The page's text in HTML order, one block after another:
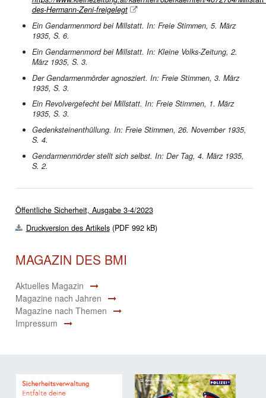
des-Hermann-Zeni-freigelegt
Ein Gendarmenmord bei Millstatt. In: Freie Stimmen, 5. März
1935, S. 6.
Ein Gendarmenmord bei Millstatt. In: Kleine Volks-Zeitung, 2.
März 1935, S. 3.
Der Gendarmenmörder agnosziert. In: Freie Stimmen, 3. März
1935, S. 3.
Ein Revolvergefecht bei Millstatt. In: Freie Stimmen, 1. März
1935, S. 3.
Gedenksteinenthüllung. In: Freie Stimmen, 26. November 1935,
S. 4.
Gendarmenmörder stellt sich selbst. In: Der Tag, 4. März 1935,
S. 2.
Öffentliche Sicherheit, Ausgabe 3-4/2023
Druckversion des Artikels(PDF 992 kB)
MAGAZIN DES BMI
Aktuelles Magazin
Magazine nach Jahren
Magazine nach Themen
Impressum